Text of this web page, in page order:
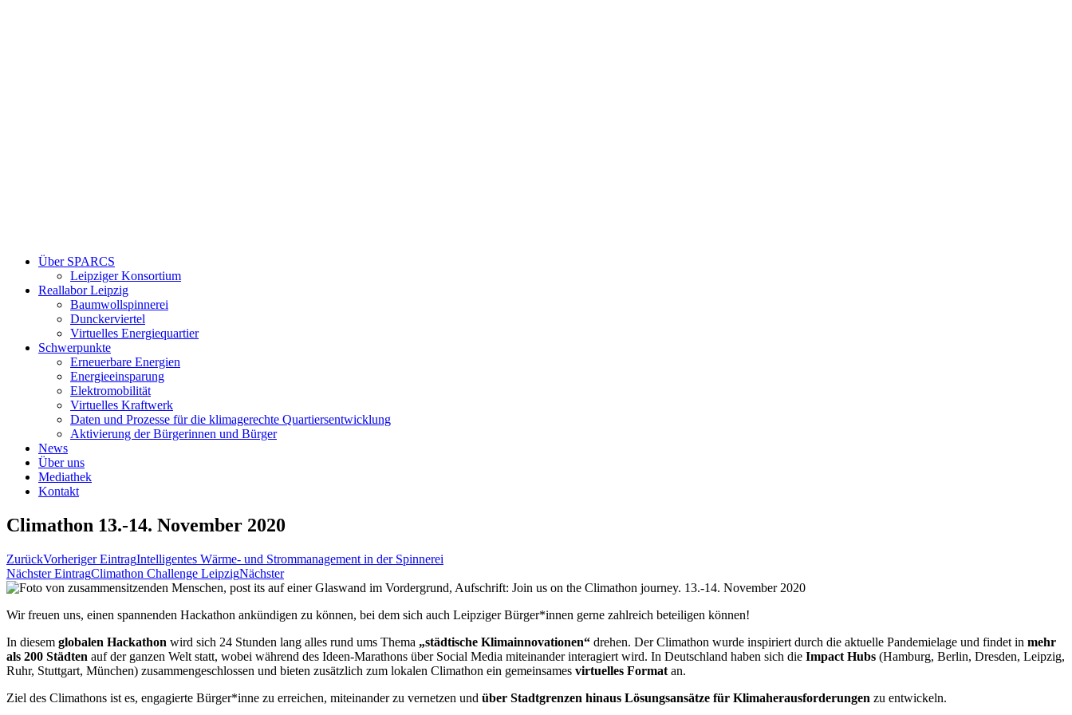
Über SPARCS
Leipziger Konsortium
Reallabor Leipzig
Baumwollspinnerei
Dunckerviertel
Virtuelles Energiequartier
Schwerpunkte
Erneuerbare Energien
Energieeinsparung
Elektromobilität
Virtuelles Kraftwerk
Daten und Prozesse für die klimagerechte Quartiersentwicklung
Aktivierung der Bürgerinnen und Bürger
News
Über uns
Mediathek
Kontakt
Climathon 13.-14. November 2020
ZurückVorheriger EintragIntelligentes Wärme- und Strommanagement in der Spinnerei
Nächster EintragClimathon Challenge LeipzigNächster
Wir freuen uns, einen spannenden Hackathon ankündigen zu können, bei dem sich auch Leipziger Bürger*innen gerne zahlreich beteiligen können!
In diesem globalen Hackathon wird sich 24 Stunden lang alles rund ums Thema „städtische Klimainnovationen“ drehen. Der Climathon wurde inspiriert durch die aktuelle Pandemielage und findet in mehr
als 200 Städten auf der ganzen Welt statt, wobei während des Ideen-Marathons über Social Media miteinander interagiert wird. In Deutschland haben sich die Impact Hubs (Hamburg, Berlin, Dresden, Leipzig,
Ruhr, Stuttgart, München) zusammengeschlossen und bieten zusätzlich zum lokalen Climathon ein gemeinsames virtuelles Format an.
Ziel des Climathons ist es, engagierte Bürger*inne zu erreichen, miteinander zu vernetzen und über Stadtgrenzen hinaus Lösungsansätze für Klimaherausforderungen zu entwickeln.